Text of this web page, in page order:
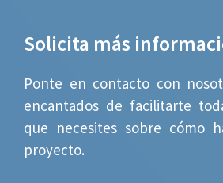
Solicita más
Ponte en contacto con
encantados de facilitarte
que necesites sobre cómo
proyecto.